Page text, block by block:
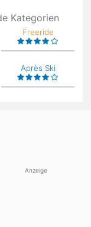
Kategorien
Freeride
Après Ski
Anzeige